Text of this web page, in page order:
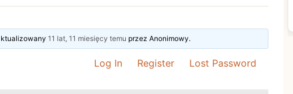
11 lat, 11 miesięcy temu przez Anonimowy.
Log In Register
Lost Password